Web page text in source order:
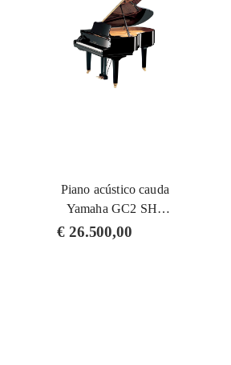
Piano acústico cauda
Yamaha GC2 SH3
PE (Silent)
€ 26.500,00